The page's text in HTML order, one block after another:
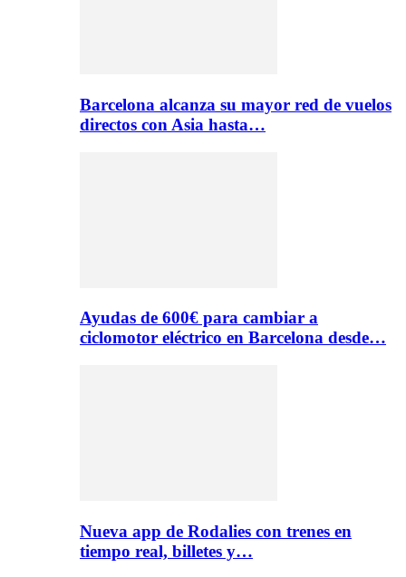
Barcelona alcanza su mayor red de vuelos
directos con Asia hasta…
Ayudas de 600€ para cambiar a
ciclomotor eléctrico en Barcelona desde…
Nueva app de Rodalies con trenes en
tiempo real, billetes y…